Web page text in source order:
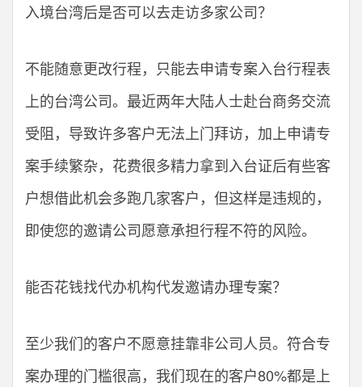
入境台湾后是否可以去走访多家公司？
不能随意更改行程，只能去申请专案入台行程表
上的台湾公司。最近两年大陆人士赴台商务交流
受阻，导致许多客户无法上门拜访，加上申请专
案手续繁杂，花费很多精力拿到入台证后有些客
户想借此机会多跑几家客户，但这样是违规的，
即使您的邀请公司愿意承担行程不符的风险。
能否花钱找代办机构代发邀请办理专案？
至少我们的客户不愿意挂靠非公司人员。符合专
案办理的门槛很高，我们现在的客户80%都是上